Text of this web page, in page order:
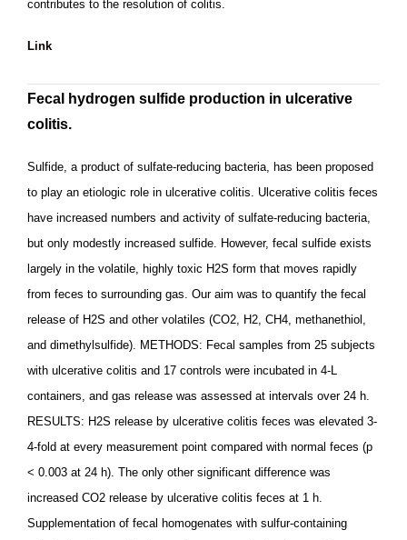
contributes to the resolution of colitis.
Link
Fecal hydrogen sulfide production in ulcerative
colitis.
Sulfide, a product of sulfate-reducing bacteria, has been proposed
to play an etiologic role in ulcerative colitis. Ulcerative colitis feces
have increased numbers and activity of sulfate-reducing bacteria,
but only modestly increased sulfide. However, fecal sulfide exists
largely in the volatile, highly toxic H2S form that moves rapidly
from feces to surrounding gas. Our aim was to quantify the fecal
release of H2S and other volatiles (CO2, H2, CH4, methanethiol,
and dimethylsulfide). METHODS: Fecal samples from 25 subjects
with ulcerative colitis and 17 controls were incubated in 4-L
containers, and gas release was assessed at intervals over 24 h.
RESULTS: H2S release by ulcerative colitis feces was elevated 3-
4-fold at every measurement point compared with normal feces (p
< 0.003 at 24 h). The only other significant difference was
increased CO2 release by ulcerative colitis feces at 1 h.
Supplementation of fecal homogenates with sulfur-containing